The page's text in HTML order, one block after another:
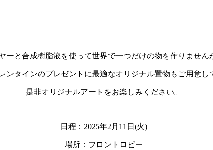
ーと合成樹脂液を使って世界で一つだけの物を作りません
タインのプレゼントに最適なオリジナル置物もご用意し
是非オリジナルアートをお楽しみください。
日程：2025年2月11日(火)
場所：フロントロビー